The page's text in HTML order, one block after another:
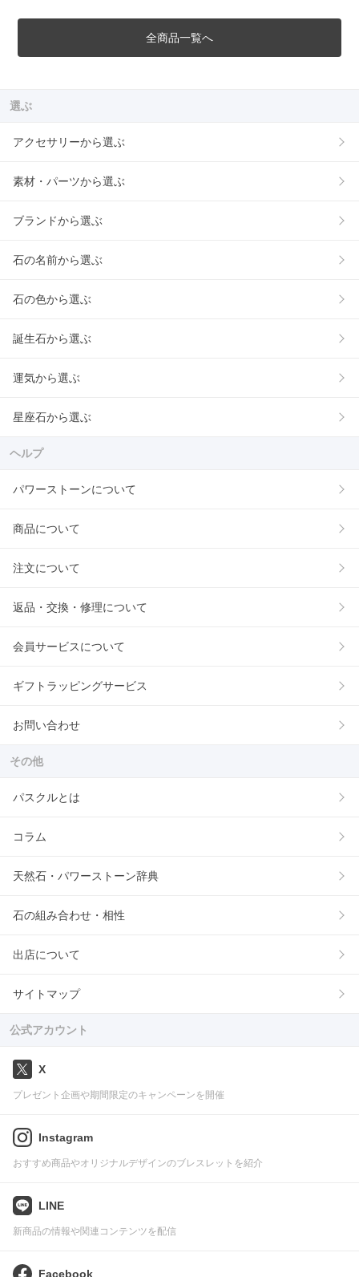
全商品一覧へ
選ぶ
アクセサリーから選ぶ
素材・パーツから選ぶ
ブランドから選ぶ
石の名前から選ぶ
石の色から選ぶ
誕生石から選ぶ
運気から選ぶ
星座石から選ぶ
ヘルプ
パワーストーンについて
商品について
注文について
返品・交換・修理について
会員サービスについて
ギフトラッピングサービス
お問い合わせ
その他
パスクルとは
コラム
天然石・パワーストーン辞典
石の組み合わせ・相性
出店について
サイトマップ
公式アカウント
X
プレゼント企画や期間限定のキャンペーンを開催
Instagram
おすすめ商品やオリジナルデザインのブレスレットを紹介
LINE
新商品の情報や関連コンテンツを配信
Facebook